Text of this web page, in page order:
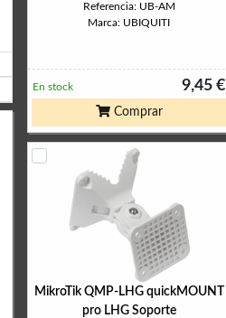
Referencia: UB-AM
Marca: UBIQUITI
9,45 €
En stock
Comprar
MikroTik QMP-LHG quickMOUNT
pro LHG Soporte